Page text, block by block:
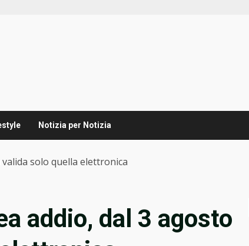
Notizia per Notizia
solo quella elettronica
addio, dal 3 agosto